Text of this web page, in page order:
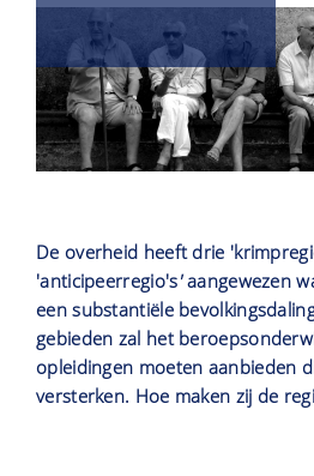
De overheid heeft drie
'anticipeerregio's'aangewezen
een substantiële
gebieden zal het
opleidingen moeten aanbieden
versterken. Hoe maken zij de